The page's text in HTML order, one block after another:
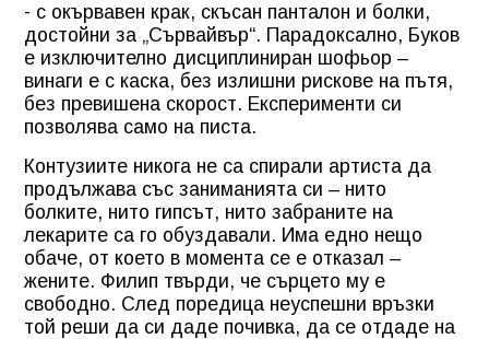
- с окървавен крак, скъсан панталон и болки,
достойни за „Сървайвър“. Парадоксално, Буков
е изключително дисциплиниран шофьор –
винаги е с каска, без излишни рискове на пътя,
без превишена скорост. Експерименти си
позволява само на писта.
Контузиите никога не са спирали артиста да
продължава със заниманията си – нито
болките, нито гипсът, нито забраните на
лекарите са го обуздавали. Има едно нещо
обаче, от което в момента се е отказал –
жените. Филип твърди, че сърцето му е
свободно. След поредица неуспешни връзки
той реши да си даде почивка, да се отдаде на